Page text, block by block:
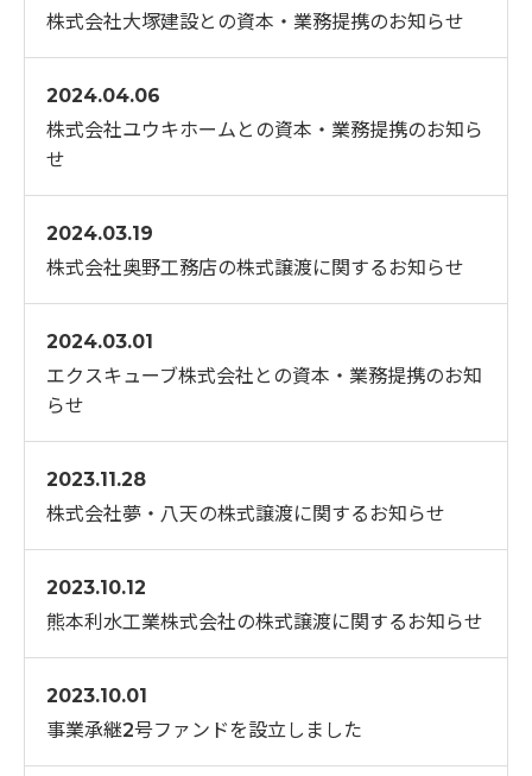
株式会社大塚建設との資本・業務提携のお知らせ
2024.04.06
株式会社ユウキホームとの資本・業務提携のお知ら
せ
2024.03.19
株式会社奥野工務店の株式譲渡に関するお知らせ
2024.03.01
エクスキューブ株式会社との資本・業務提携のお知
らせ
2023.11.28
株式会社夢・八天の株式譲渡に関するお知らせ
2023.10.12
熊本利水工業株式会社の株式譲渡に関するお知らせ
2023.10.01
事業承継2号ファンドを設立しました